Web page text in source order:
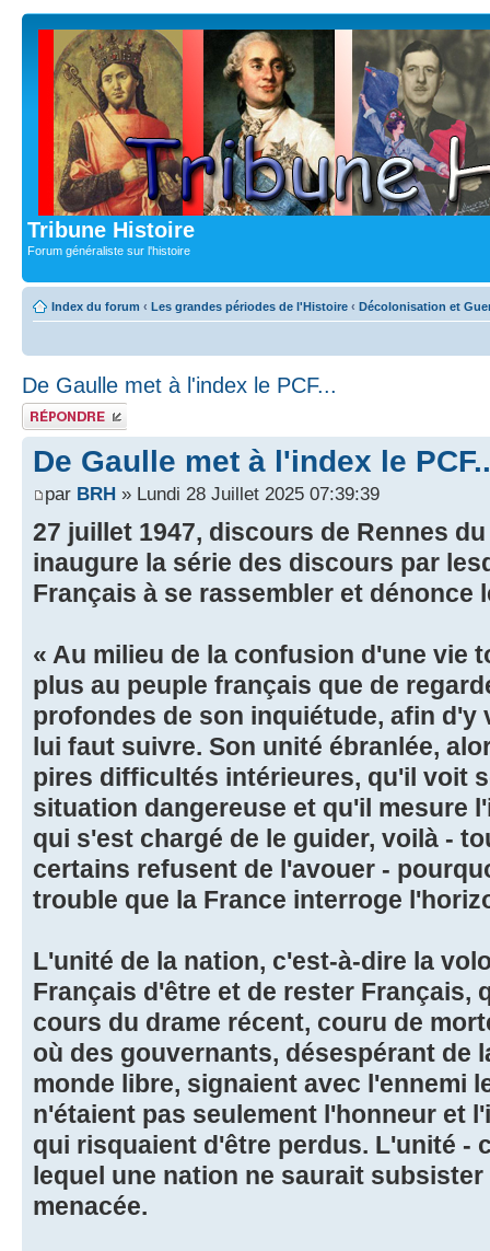
Tribune Histoire
Forum généraliste sur l'histoire
Index du forum ‹ Les grandes périodes de l'Histoire ‹ Décolonisation et
De Gaulle met à l'index le PCF...
Publier une
réponse
De Gaulle met à l'index le
par BRH » Lundi 28 Juillet 2025 07:39:39
27 juillet 1947, discours de Rennes
inaugure la série des discours par
Français à se rassembler et dénonce
« Au milieu de la confusion d'une vie
plus au peuple français que de
profondes de son inquiétude, afin
lui faut suivre. Son unité ébranlée,
pires difficultés intérieures, qu'il voit
situation dangereuse et qu'il mesure
qui s'est chargé de le guider, voilà -
certains refusent de l'avouer -
trouble que la France interroge
L'unité de la nation, c'est-à-dire la
Français d'être et de rester Français,
cours du drame récent, couru de
où des gouvernants, désespérant de
monde libre, signaient avec l'ennemi
n'étaient pas seulement l'honneur et
qui risquaient d'être perdus. L'unité -
lequel une nation ne saurait
menacée.